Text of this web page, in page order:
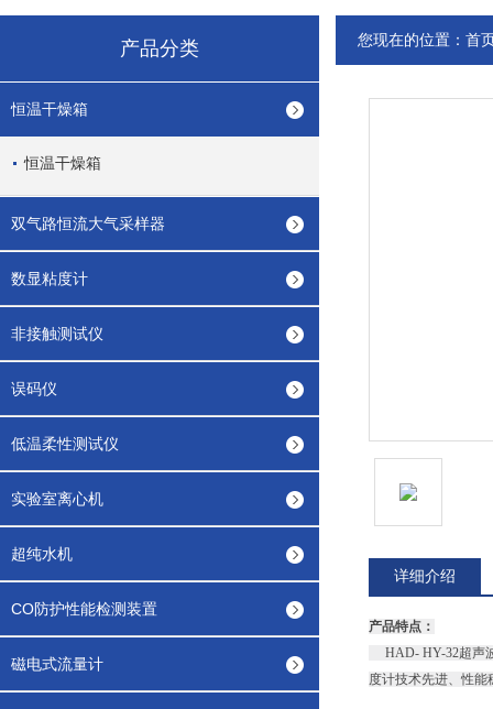
产品分类
恒温干燥箱
恒温干燥箱
双气路恒流大气采样器
数显粘度计
非接触测试仪
误码仪
低温柔性测试仪
实验室离心机
超纯水机
CO防护性能检测装置
磁电式流量计
您现在的位置： 首
详细介绍
产品特点：
HAD- HY-32超声
度计技术先进、性